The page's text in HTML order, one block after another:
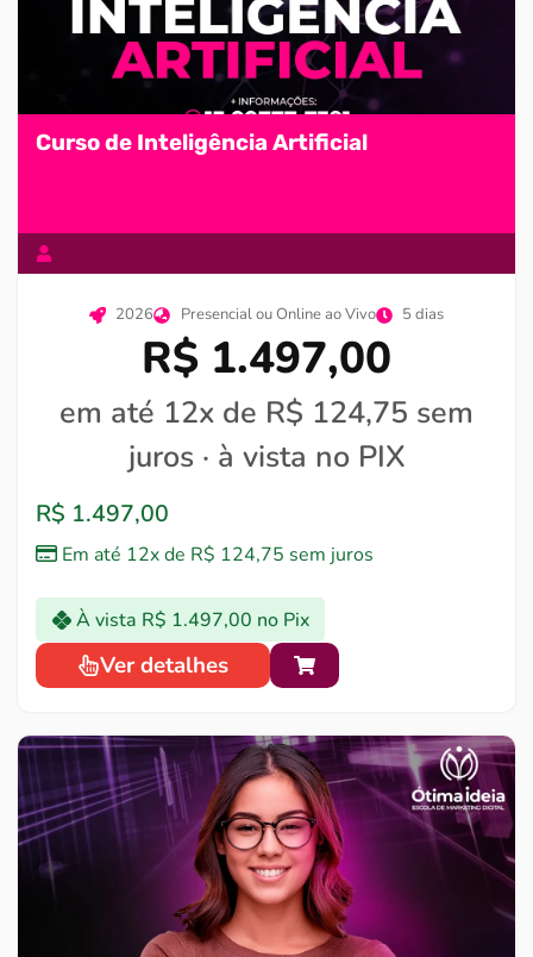
Curso de Inteligência Artificial
2026 Presencial ou Online ao Vivo 5 dias
R$ 1.497,00
em até 12x de R$ 124,75 sem
juros · à vista no PIX
R$ 1.497,00
Em até 12x de R$ 124,75 sem juros
À vista R$ 1.497,00 no Pix
Ver detalhes